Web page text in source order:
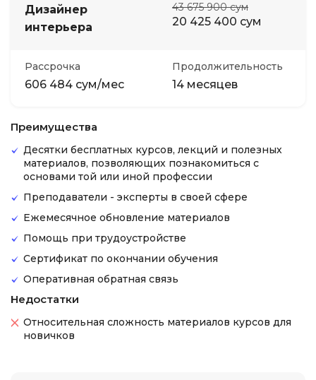
Дизайнер
интерьера
43 675 900 сум
20 425 400 сум
Рассрочка
606 484 сум/мес
Продолжительность
14 месяцев
Преимущества
Десятки бесплатных курсов, лекций и полезных
материалов, позволяющих познакомиться с
основами той или иной профессии
Преподаватели - эксперты в своей сфере
Ежемесячное обновление материалов
Помощь при трудоустройстве
Сертификат по окончании обучения
Оперативная обратная связь
Недостатки
Относительная сложность материалов курсов для
новичков